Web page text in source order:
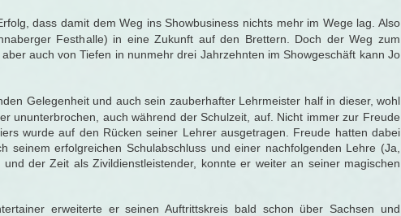
dass damit dem Weg ins Showbusiness nichts mehr im Wege lag. Also
Festhalle) in eine Zukunft auf den Brettern. Doch der Weg zum
auch von Tiefen in nunmehr drei Jahrzehnten im Showgeschäft kann Jo
Gelegenheit und auch sein zauberhafter Lehrmeister half in dieser, wohl
ununterbrochen, auch während der Schulzeit, auf. Nicht immer zur Freude
wurde auf den Rücken seiner Lehrer ausgetragen. Freude hatten dabei
erfolgreichen Schulabschluss und einer nachfolgenden Lehre (Ja,
der Zeit als Zivildienstleistender, konnte er weiter an seiner magischen
erweiterte er seinen Auftrittskreis bald schon über Sachsen und